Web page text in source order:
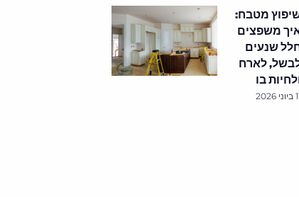
מטבח:
משפצים
שנעים
לארח
בו
2026